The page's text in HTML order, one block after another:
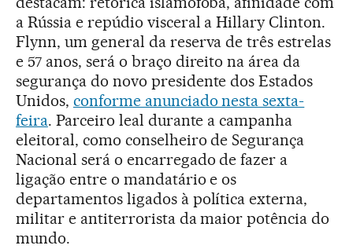
a Rússia e repúdio visceral a Hillary Clinton.
Flynn, um general da reserva de três estrelas
e 57 anos, será o braço direito na área da
segurança do novo presidente dos Estados
Unidos, conforme anunciado nesta sexta-
feira. Parceiro leal durante a campanha
eleitoral, como conselheiro de Segurança
Nacional será o encarregado de fazer a
ligação entre o mandatário e os
departamentos ligados à política externa,
militar e antiterrorista da maior potência do
mundo.